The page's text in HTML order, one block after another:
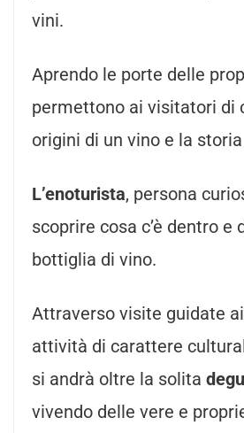
vini.
Aprendo le porte delle
permettono ai visitatori di
origini di un vino e la
L’enoturista, persona
scoprire cosa c’è dentro e
bottiglia di vino.
Attraverso visite guidate
attività di carattere
si andrà oltre la solita
vivendo delle vere e